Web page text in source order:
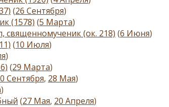
(26 Сентября)
(1578) (5 Марта)
священномученик (ок. 218) (6 Июня)
(10 Июля)
)
(29 Марта)
Сентября, 28 Мая)
)
(27 Мая, 20 Апреля)